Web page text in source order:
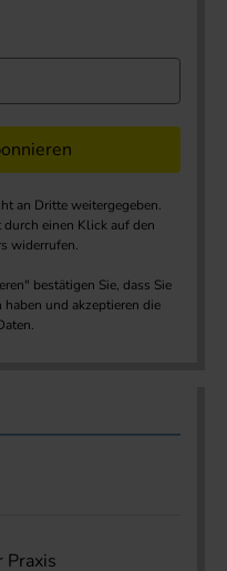
an Dritte weitergegeben.
einen Klick auf den
widerrufen.
bestätigen Sie, dass Sie
haben und akzeptieren die
Praxis